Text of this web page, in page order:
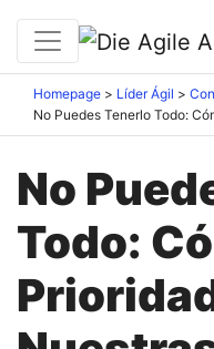
Homepage Líder Ágil
No
Todo: